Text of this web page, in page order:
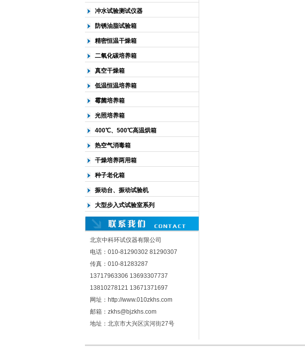
冲水试验测试仪器
防锈油脂试验箱
精密恒温干燥箱
二氧化碳培养箱
真空干燥箱
低温恒温培养箱
霉菌培养箱
光照培养箱
400℃、500℃高温烘箱
热空气消毒箱
干燥培养两用箱
种子老化箱
振动台、振动试验机
大型步入式试验室系列
北京中科环试仪器有限公司
电话：010-81290302 81290307
传真：010-81283287
13717963306 13693307737
13810278121 13671371697
网址：http://www.010zkhs.com
邮箱：zkhs@bjzkhs.com
地址：北京市大兴区滨河街27号